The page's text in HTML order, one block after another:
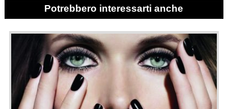
Potrebbero interessarti anche